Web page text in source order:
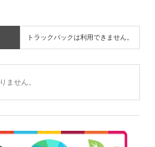
トラックバックは利用できません。
ません。